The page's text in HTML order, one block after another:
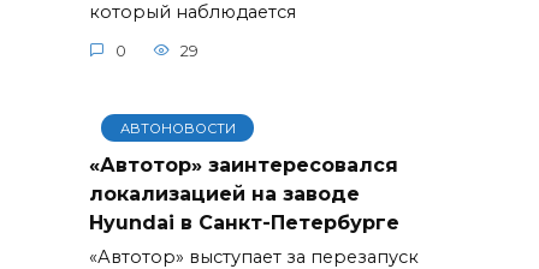
который наблюдается
0 29
АВТОНОВОСТИ
«Автотор» заинтересовался
локализацией на заводе
Hyundai в Санкт-Петербурге
«Автотор» выступает за перезапуск